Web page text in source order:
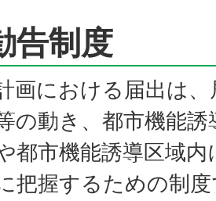
告制度
画における届出は
の動き、都市機能
都市機能誘導区域
把握するための制